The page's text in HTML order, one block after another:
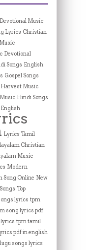
Music
Lyrics Christian
Devotional
Songs English
Gospel Songs
Harvest Music
Hindi Songs
Lyrics Tamil
Christian
Music
Modern
Song Online New
Top
lyrics tpm
song lyrics pdf
tpm tamil
pdf in english
songs lyrics